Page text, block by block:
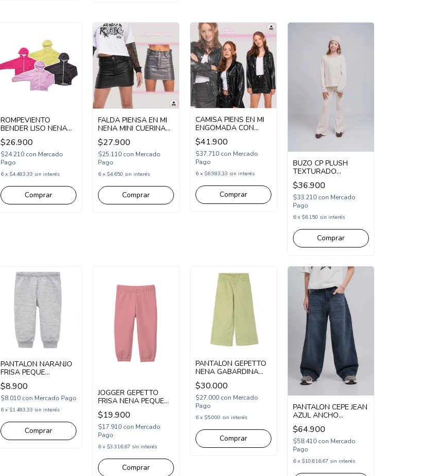
ROMPEVIENTO
BENDER LISO NENA
(BE2434033)
$26.900
$24.210 con Mercado
Pago
6 x $4.483,33 sin interés
Comprar
FALDA PIENSA EN MI
NENA MINI CUERINA
(PM245688)
$27.900
$25.110 con Mercado
Pago
6 x $4.650 sin interés
Comprar
CAMISA PIENS EN MI
ENGOMADA CON
BOLSILLO (PM245671)
$41.900
$37.710 con Mercado
Pago
6 x $6.983,33 sin interés
Comprar
BUZO CP PLUSH
TEXTURADO
(CP265212)
$36.900
$33.210 con Mercado
Pago
6 x $6.150 sin interés
Comprar
PANTALON NARANJO
FRISA PEQUE
(NA264258)
$8.900
$8.010 con Mercado Pago
6 x $1.483,33 sin interés
Comprar
JOGGER GEPETTO
FRISA NENA PEQUE
(GT291343)
$19.900
$17.910 con Mercado
Pago
6 x $3.316,67 sin interés
Comprar
PANTALON GEPETTO
NENA GABARDINA
WID LEG (GT265103)
$30.000
$27.000 con Mercado
Pago
6 x $5.000 sin interés
Comprar
PANTALON CEPE JEAN
AZUL ANCHO
(CP265114)
$64.900
$58.410 con Mercado
Pago
6 x $10.816,67 sin interés